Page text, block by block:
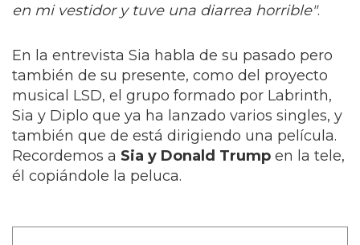
en mi vestidor y tuve una diarrea horrible".
En la entrevista Sia habla de su pasado pero
también de su presente, como del proyecto
musical LSD, el grupo formado por Labrinth,
Sia y Diplo que ya ha lanzado varios singles, y
también que de está dirigiendo una película.
Recordemos a Sia y Donald Trump en la tele,
él copiándole la peluca.